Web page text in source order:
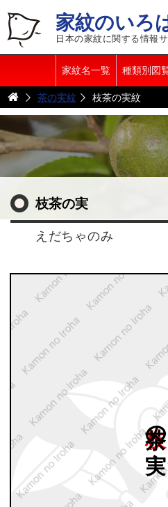
家紋のいろ
日本の家紋に関する情報
家紋名一覧 種類別図
茶の実紋 枝茶の実紋
枝茶の実
えだちゃのみ
実